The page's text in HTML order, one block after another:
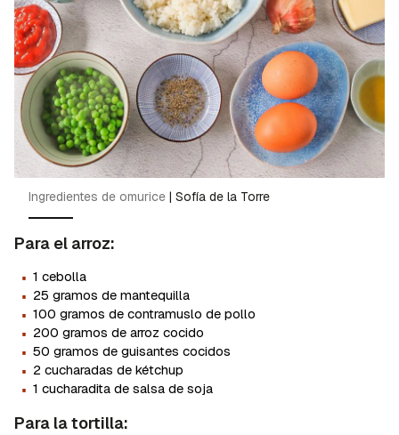
Ingredientes de omurice | Sofía de la Torre
Para el arroz:
· 1 cebolla
· 25 gramos de mantequilla
· 100 gramos de contramuslo de pollo
· 200 gramos de arroz cocido
· 50 gramos de guisantes cocidos
· 2 cucharadas de kétchup
· 1 cucharadita de salsa de soja
Para la tortilla: